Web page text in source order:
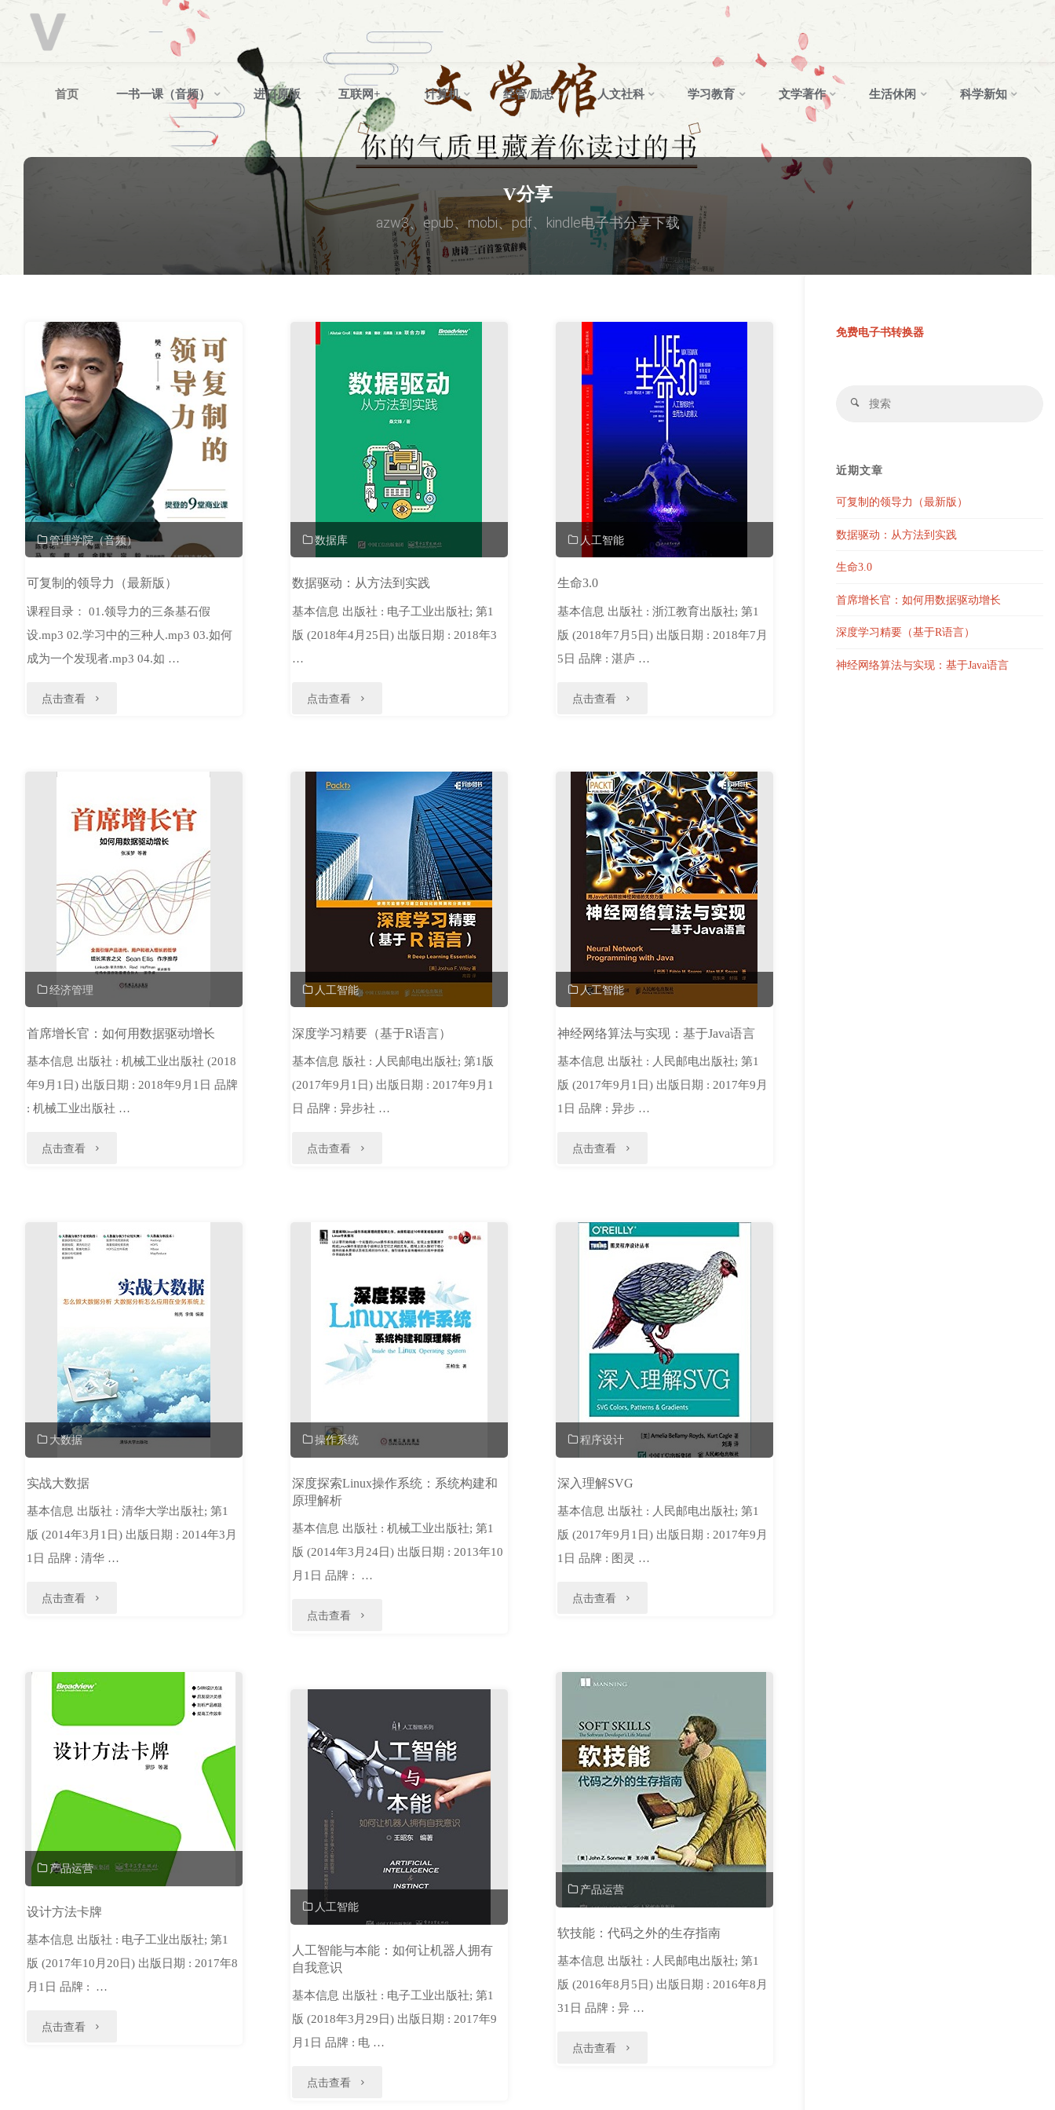
转
首页 一书一课（音频） 进口原版 互联网+ 计算机 经管/励志 人文社科 学习教育 文学著作 生活休闲 科学新知
V分享
azw3、epub、mobi、pdf、kindle电子书分享下载
管理学院（音频）
可复制的领导力（最新版）
课程目录： 01.领导力的三条基石假
设.mp3 02.学习中的三种人.mp3 03.如何
成为一个发现者.mp3 04.如 …
点击查看 "可
领
力
（最
新
数据库
数据驱动：从方法到实践
基本信息 出版社 : 电子工业出版社; 第1
版 (2018年4月25日) 出版日期 : 2018年3
…
点击查看 "数
方
法
践"
人工智能
生命3.0
基本信息 出版社 : 浙江教育出版社; 第1
版 (2018年7月5日) 出版日期 : 2018年7月
5日 品牌 : 湛庐 …
点击查看 "生
经济管理
首席增长官：如何用数据驱动增长
基本信息 出版社 : 机械工业出版社 (2018
年9月1日) 出版日期 : 2018年9月1日 品牌
: 机械工业出版社 …
点击查看 "首
长
如
用
数
据
驱
动
长"
人工智能
深度学习精要（基于R语言）
基本信息 版社 : 人民邮电出版社; 第1版
(2017年9月1日) 出版日期 : 2017年9月1
日 品牌 : 异步社 …
点击查看 "深
习
要
于
言）"
人工智能
神经网络算法与实现：基于Java语言
基本信息 出版社 : 人民邮电出版社; 第1
版 (2017年9月1日) 出版日期 : 2017年9月
1日 品牌 : 异步 …
点击查看 "神
络
算
法
与
实
现：
于
言"
大数据
实战大数据
基本信息 出版社 : 清华大学出版社; 第1
版 (2014年3月1日) 出版日期 : 2014年3月
1日 品牌 : 清华 …
点击查看 "实
数
据"
操作系统
深度探索Linux操作系统：系统构建和
原理解析
基本信息 出版社 : 机械工业出版社; 第1
版 (2014年3月24日) 出版日期 : 2013年10
月1日 品牌 : …
点击查看 "深
Linux
操
统
构
建
和
理
程序设计
深入理解SVG
基本信息 出版社 : 人民邮电出版社; 第1
版 (2017年9月1日) 出版日期 : 2017年9月
1日 品牌 : 图灵 …
点击查看 "深
解
SVG"
产品运营
设计方法卡牌
基本信息 出版社 : 电子工业出版社; 第1
版 (2017年10月20日) 出版日期 : 2017年8
月1日 品牌 : …
点击查看 "设
产品运营
软技能：代码之外的生存指南
基本信息 出版社 : 人民邮电出版社; 第1
版 (2016年8月5日) 出版日期 : 2016年8月
31日 品牌 : 异 …
点击查看 "软
人工智能
人工智能与本能：如何让机器人拥有
自我意识
基本信息 出版社 : 电子工业出版社; 第1
版 (2018年3月29日) 出版日期 : 2017年9
月1日 品牌 : 电 …
点击查看 "人
免费电子书转换器
搜
近期文章
可复制的领导力（最新版）
数据驱动：从方法到实践
生命3.0
首席增长官：如何用数据驱动增长
深度学习精要（基于R语言）
神经网络算法与实现：基于Java语言